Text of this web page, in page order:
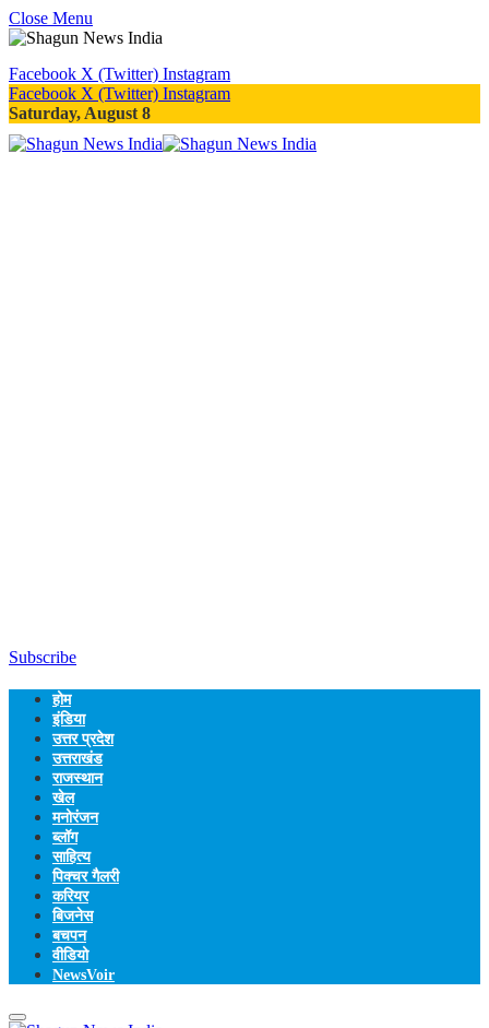
Close Menu
Facebook X (Twitter) Instagram
Facebook X (Twitter) Instagram
Saturday, August 8
Subscribe
होम
इंडिया
उत्तर प्रदेश
उत्तराखंड
राजस्थान
खेल
मनोरंजन
ब्लॉग
साहित्य
पिक्चर गैलरी
करियर
बिजनेस
बचपन
वीडियो
NewsVoir